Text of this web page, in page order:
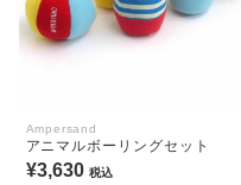
Ampersand
アニマルボーリングセット
¥3,630 税込